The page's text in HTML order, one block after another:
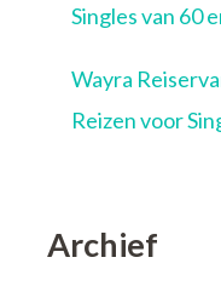
Singles van 60
Wayra
Reizen voor
Archief